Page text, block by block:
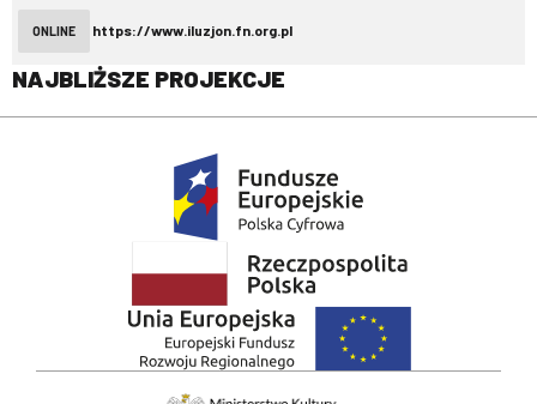
ONLINE https://www.iluzjon.fn.org.pl
NAJBLIŻSZE PROJEKCJE